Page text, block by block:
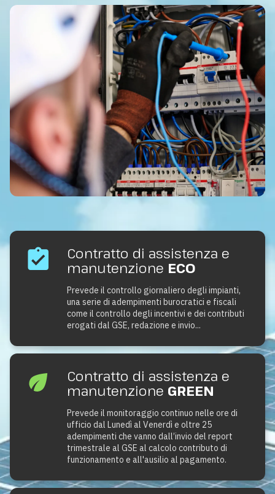
Contratto di assistenza e
manutenzione ECO
Prevede il controllo giornaliero degli impianti,
una serie di adempimenti burocratici e fiscali
come il controllo degli incentivi e dei contributi
erogati dal GSE, redazione e invio...
Contratto di assistenza e
manutenzione GREEN
Prevede il monitoraggio continuo nelle ore di
ufficio dal Lunedì al Venerdì e oltre 25
adempimenti che vanno dall’invio del report
trimestrale al GSE al calcolo contributo di
funzionamento e all'ausilio al pagamento.